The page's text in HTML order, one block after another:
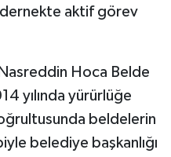
dernekte aktif görev
Hoca Belde
yılında yürürlüğe
beldelerin
belediye başkanlığı